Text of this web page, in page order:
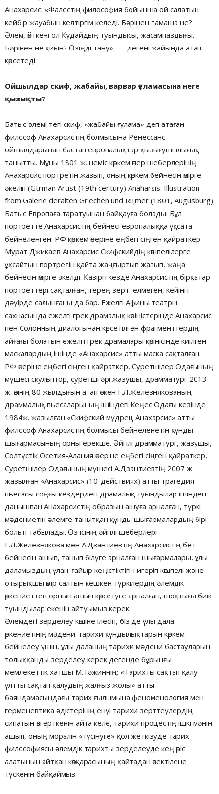
Анахарсис: «Фалестің философия бойынша ой салатын
кейбір жауабын келтіргім келеді. Бәрінен тамаша не?
Әлем, өйткені ол Құдайдың туындысы, жасампаздығы.
Бәрінен не қиын? Өзіңді тану», — дегені жайында атап
көрсетеді.
Ойшылдар скиф, жабайы, варвар ғұламасына неге
қызықты?
Батыс әлемі тегі скиф, «жабайы ғұлама» деп атаған
философ Анахарсистің болмысына Ренессанс
ойшылдарынан бастап европалықтар қызығушылығық
танытты. Мұны 1801 ж. неміс көркем өнер шеберлерінің
Анахарсис портретін жазып, оның көркем бейнесін өмірге
әкеліп (Gtrman Artist (19th century) Anaharsis: Illustration
from Galerie deralten Griechen und Rцmer (1801, Augusburg)
Батыс Европаға таратуынан байқауға болады. Бұл
портретте Анахарсистің бейнесі европалыққа ұқсата
бейнеленген. РФ көркем өнеріне еңбегі сіңген қайраткер
Мурат Джикаев Анахарсис Скифскийдің көшпелілерге
ұқсайтын портретін қайта жаңғыртып жазып, жаңа
бейнесін өмірге әкелді. Қазіргі кезде Анахарсистің бірқатар
портреттері сақталған, терең зерттелмеген, кейінгі
дәуірде салынғаны да бар. Ежелгі Афины театры
сахнасында ежелгі грек драмалық көріністерінде Анахарсис
пен Солонның диалогынан көрсетілген фрагменттердің
айғағы болатын ежелгі грек драмалары көрінісінде киілген
маскалардың ішінде «Анахарсис» атты маска сақталған.
РФ өнеріне еңбегі сіңген қайраткер, Суретшілер Одағының
мүшесі скульптор, суретші әрі жазушы, драмматург 2013
ж. өзінің 80 жылдығын атап өткен Г.Л.Железнякованың
драммалық пьесаларының ішіндегі Кеңес Одағы кезінде
1984ж. жазылған «Скифский мудрец Анахарсис» атты
философ Анахарсистің болмысы бейнеленетін құнды
шығармасының орны ерекше. Әйгілі драмматург, жазушы,
Солтүстік Осетия-Алания өнеріне еңбегі сіңген қайраткер,
Суретшілер Одағының мүшесі А.Дзантиевтің 2007 ж.
жазылған «Анахарсис» (10-действиях) атты трагедия-
пьесасы соңғы кездердегі драмалық туындылар ішіндегі
данышпан Анахарсистің образын ашуға арналған, түркі
мәдениетін әлемге танытқан құнды шығармалардың бірі
болып табылады. Өз ісінің әйгілі шеберлері
Г.Л.Железнякова мен А.Дзантиевтің Анахарсистің бет
бейнесін ашып, танып білуге арналған шығармалары, ұлы
даламыздың ұлан-ғайыр кеңістіктігін игеріп көшпелі және
отырықшы өмір салтын кешкен түркілердің әлемдік
өркениеттегі орнын ашып көрсетуге арналған, шоқтығы биік
туындылар екенін айтуымыз керек.
Әлемдегі зерделеу көшіне ілесіп, біз де ұлы дала
өркениетінің мәдени-тарихи құндылықтарын көркем
бейнелеу үшін, ұлы даланың тарихи мәдени бастауларын
толыққанды зерделеу керек дегенде бұрынғы
мемлекеттік хатшы М.Тәжиннің: «Тарихты сақтап қалу —
ұлтты сақтап қалудың жалғыз жолы» атты
баяндамасындағы тарих ғылымына феноменология мен
герменевтика әдістерінің енуі тарихи зерттеулердің
сипатын өзгерткенін айта келе, тарихи процестің ішкі мәнін
ашып, оның моралін «түсінуге» қол жеткізуде тарих
философиясы әлемдік тарихты зерделеуде кең өріс
алатынын айтқан көзқарасының қайтадан өзектілене
түскенін байқаймыз.